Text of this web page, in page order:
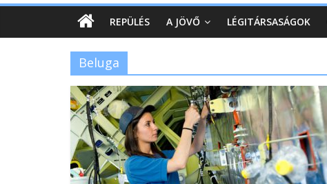
REPÜLÉS A JÖVŐ LÉGITÁRSASÁGOK
Beluga